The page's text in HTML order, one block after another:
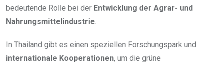
bedeutende Rolle bei der Entwicklung der Agrar- und
Nahrungsmittelindustrie.
In Thailand gibt es einen speziellen Forschungspark und
internationale Kooperationen, um die grüne